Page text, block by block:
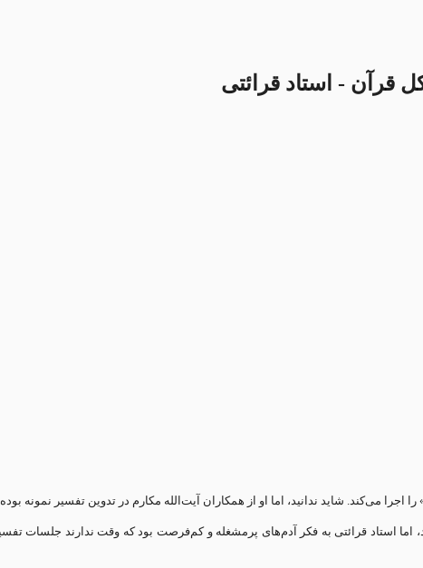
قرآن - استاد قرائتی
را اجرا می‌کند. شاید ندانید، اما او از همکاران آیت‌الله مکارم در تدوین تفسیر نمونه
استاد قرائتی به فکر آدم‌های پرمشغله و کم‌فرصت بود که وقت ندارند جلسات